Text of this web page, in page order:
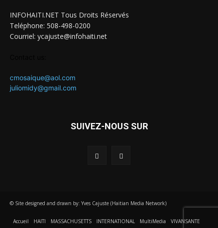
INFOHAITI.NET Tous Droits Réservés
Teléphone: 508-498-0200
Courriel: ycajuste@infohaiti.net
cmosaique@aol.com
juliomidy@gmail.com
SUIVEZ-NOUS SUR
© Site designed and drawn by: Yves Cajuste (Haitian Media Network)
Accueil HAITI MASSACHUSETTS INTERNATIONAL MultiMedia VIVANSANTE